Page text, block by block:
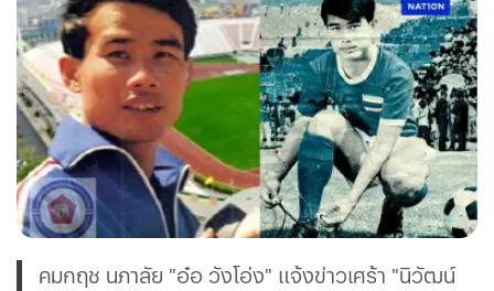
คมกฤช นภาลัย "อ๋อ วังโอ่ง" แจ้งข่าวเศร้า "นิวัฒน์